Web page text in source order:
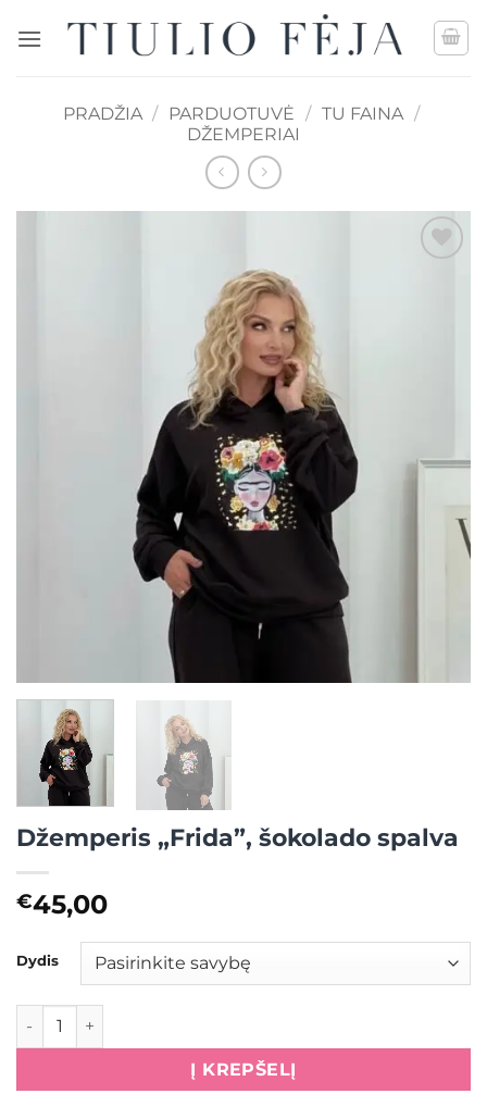
PRADŽIA / PARDUOTUVĖ / TU FAINA /
DŽEMPERIAI
Džemperis „Frida”, šokolado spalva
€45,00
Dydis
produkto kiekis: Džemperis "Frida", šokolado spalva
Į KREPŠELĮ